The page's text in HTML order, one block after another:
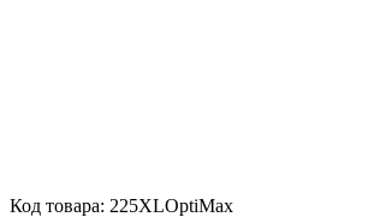
Код товара: 225XLOptiMax